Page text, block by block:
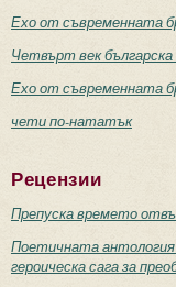
Ехо от съвременната
Четвърт век
Ехо от съвременната
чети по-нататък
Рецензии
Препуска времето
Поетичната
героическа сага за